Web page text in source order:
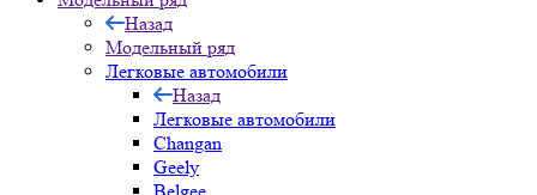
Назад
Модельный ряд
Легковые автомобили
Назад
Легковые автомобили
Changan
Geely